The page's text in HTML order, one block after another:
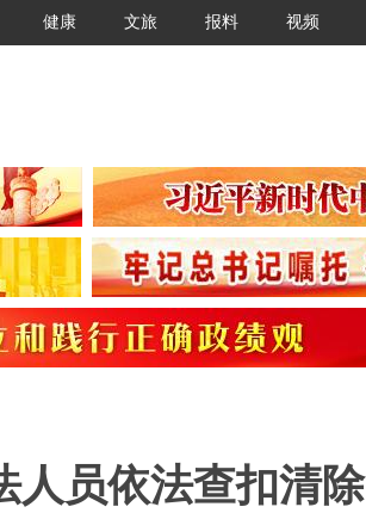
健康 文旅 报料 视频
人员依法查扣清除